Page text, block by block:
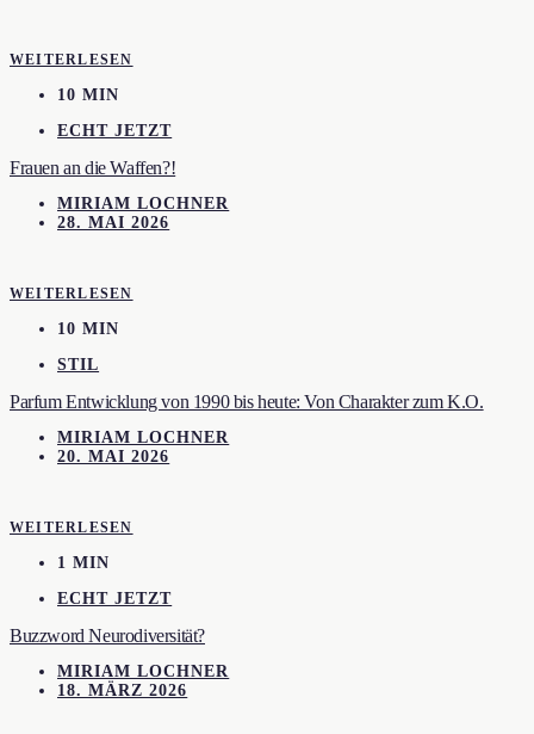
WEITERLESEN
10 MIN
ECHT JETZT
Frauen an die Waffen?!
MIRIAM LOCHNER
28. MAI 2026
WEITERLESEN
10 MIN
STIL
Parfum Entwicklung von 1990 bis heute: Von Charakter zum K.O.
MIRIAM LOCHNER
20. MAI 2026
WEITERLESEN
1 MIN
ECHT JETZT
Buzzword Neurodiversität?
MIRIAM LOCHNER
18. MÄRZ 2026